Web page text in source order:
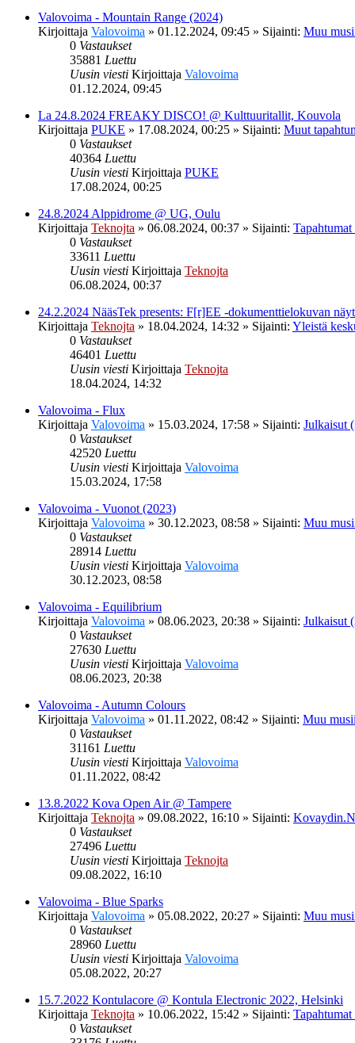
Valovoima - Mountain Range (2024)
Kirjoittaja Valovoima » 01.12.2024, 09:45 » Sijainti: Muu
0 Vastaukset
35881 Luettu
Uusin viesti Kirjoittaja Valovoima
01.12.2024, 09:45
La 24.8.2024 FREAKY DISCO! @ Kulttuuritallit, Kouvola
Kirjoittaja PUKE » 17.08.2024, 00:25 » Sijainti: Muut
0 Vastaukset
40364 Luettu
Uusin viesti Kirjoittaja PUKE
17.08.2024, 00:25
24.8.2024 Alppidrome @ UG, Oulu
Kirjoittaja Teknojta » 06.08.2024, 00:37 » Sijainti: Tapahtumat
0 Vastaukset
33611 Luettu
Uusin viesti Kirjoittaja Teknojta
06.08.2024, 00:37
24.2.2024 NääsTek presents: F[r]EE -dokumenttielokuvan
Kirjoittaja Teknojta » 18.04.2024, 14:32 » Sijainti: Yleistä
0 Vastaukset
46401 Luettu
Uusin viesti Kirjoittaja Teknojta
18.04.2024, 14:32
Valovoima - Flux
Kirjoittaja Valovoima » 15.03.2024, 17:58 » Sijainti: Julkaisut
0 Vastaukset
42520 Luettu
Uusin viesti Kirjoittaja Valovoima
15.03.2024, 17:58
Valovoima - Vuonot (2023)
Kirjoittaja Valovoima » 30.12.2023, 08:58 » Sijainti: Muu
0 Vastaukset
28914 Luettu
Uusin viesti Kirjoittaja Valovoima
30.12.2023, 08:58
Valovoima - Equilibrium
Kirjoittaja Valovoima » 08.06.2023, 20:38 » Sijainti: Julkaisut
0 Vastaukset
27630 Luettu
Uusin viesti Kirjoittaja Valovoima
08.06.2023, 20:38
Valovoima - Autumn Colours
Kirjoittaja Valovoima » 01.11.2022, 08:42 » Sijainti: Muu
0 Vastaukset
31161 Luettu
Uusin viesti Kirjoittaja Valovoima
01.11.2022, 08:42
13.8.2022 Kova Open Air @ Tampere
Kirjoittaja Teknojta » 09.08.2022, 16:10 » Sijainti:
0 Vastaukset
27496 Luettu
Uusin viesti Kirjoittaja Teknojta
09.08.2022, 16:10
Valovoima - Blue Sparks
Kirjoittaja Valovoima » 05.08.2022, 20:27 » Sijainti: Muu
0 Vastaukset
28960 Luettu
Uusin viesti Kirjoittaja Valovoima
05.08.2022, 20:27
15.7.2022 Kontulacore @ Kontula Electronic 2022, Helsinki
Kirjoittaja Teknojta » 10.06.2022, 15:42 » Sijainti: Tapahtumat
0 Vastaukset